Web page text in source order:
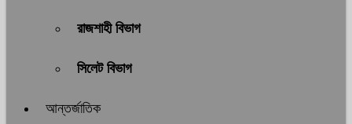
রাজশাহী বিভাগ
সিলেট বিভাগ
আন্তর্জাতিক